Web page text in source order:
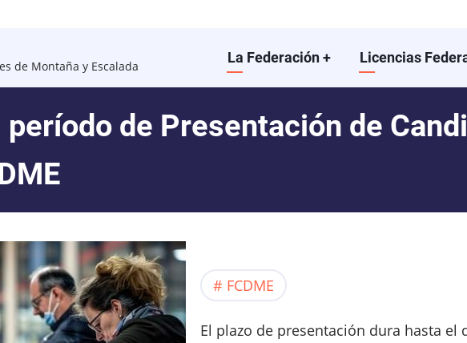
de Montaña y Escalada
Main
La Federación+ Licencias
de Presentación de
FCDME
El plazo de presentación dura hasta el